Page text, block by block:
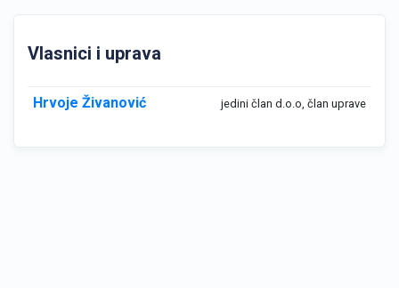
Vlasnici i uprava
Hrvoje Živanović jedini član d.o.o, član uprave